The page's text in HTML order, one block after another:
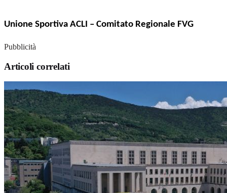
Unione Sportiva ACLI – Comitato Regionale FVG
Pubblicità
Articoli correlati